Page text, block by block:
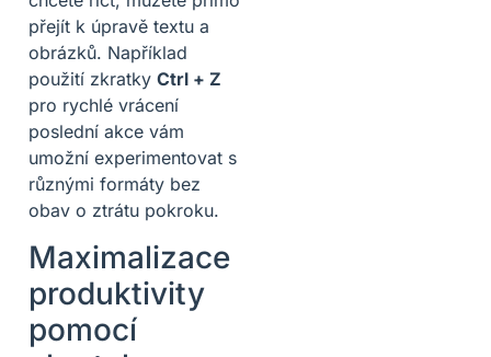
přejít k úpravě textu a
obrázků. Například
použití zkratky Ctrl + Z
pro rychlé vrácení
poslední akce vám
umožní experimentovat s
různými formáty bez
obav o ztrátu pokroku.
Maximalizace
produktivity
pomocí